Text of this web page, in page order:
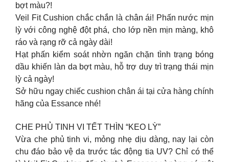
bợt màu?!
Veil Fit Cushion chắc chắn là chân ái! Phấn nước mịn
lỳ với công nghệ đột phá, cho lớp nền mịn màng, khô
ráo và rạng rỡ cả ngày dài!
Hạt phấn kiểm soát nhờn ngăn chặn tình trạng bóng
dầu khiến làn da bợt màu, hỗ trợ duy trì trạng thái mịn
lỳ cả ngày!
Sở hữu ngay chiếc cushion chân ái tại cửa hàng chính
hãng của Essance nhé!
CHE PHỦ TINH VI TẾT THÌN “KEO LỲ”
Vừa che phủ tinh vi, mỏng nhẹ dịu dàng, nay lại còn
chu đáo bảo vệ da trước tác động tia UV? Chỉ có thể